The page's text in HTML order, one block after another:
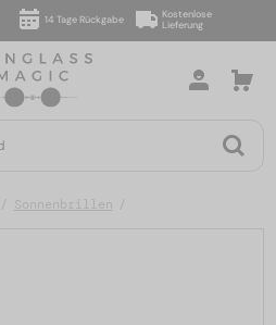
14 Tage Rückgabe
Kostenlose
Lieferung
Sonnenbrillen